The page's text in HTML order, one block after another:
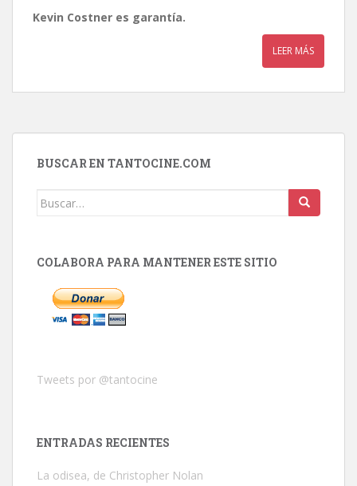
Kevin Costner es garantía.
LEER MÁS
BUSCAR EN TANTOCINE.COM
Buscar:
COLABORA PARA MANTENER ESTE SITIO
Tweets por @tantocine
ENTRADAS RECIENTES
La odisea, de Christopher Nolan